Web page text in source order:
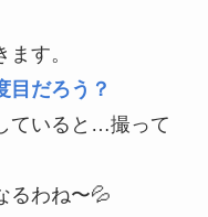
す。
目だろう？
ていると…撮って
るわね〜💦